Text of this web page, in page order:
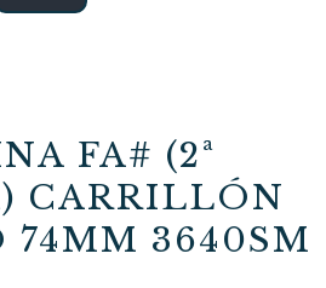
FA# (2ª
CARRILLÓN
74MM 3640SM